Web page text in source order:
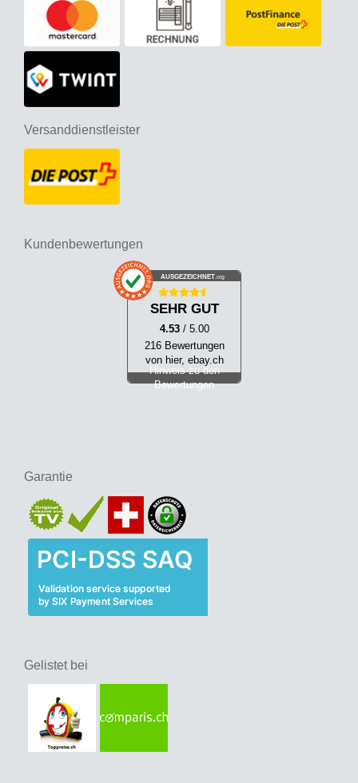
Versanddienstleister
Kundenbewertungen
AUSGEZEICHNET .org
SEHR GUT
4.53 / 5.00
216 Bewertungen
von hier, ebay.ch
Hinweis zu den
Bewertungen
Garantie
Gelistet bei